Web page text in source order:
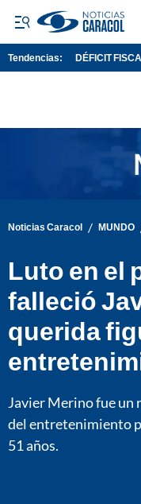
Tendencias: DÉFICIT
Noticias Caracol / MUNDO
Luto en el
falleció
querida
Javier Merino fue un
del entretenimiento
51 años.